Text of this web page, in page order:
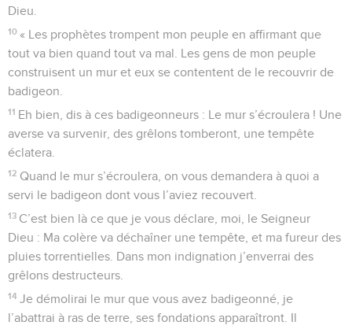
Dieu.
10 « Les prophètes trompent mon peuple en affirmant que
tout va bien quand tout va mal. Les gens de mon peuple
construisent un mur et eux se contentent de le recouvrir de
badigeon.
11 Eh bien, dis à ces badigeonneurs : Le mur s’écroulera ! Une
averse va survenir, des grêlons tomberont, une tempête
éclatera.
12 Quand le mur s’écroulera, on vous demandera à quoi a
servi le badigeon dont vous l’aviez recouvert.
13 C’est bien là ce que je vous déclare, moi, le Seigneur
Dieu : Ma colère va déchaîner une tempête, et ma fureur des
pluies torrentielles. Dans mon indignation j’enverrai des
grêlons destructeurs.
14 Je démolirai le mur que vous avez badigeonné, je
l’abattrai à ras de terre, ses fondations apparaîtront. Il